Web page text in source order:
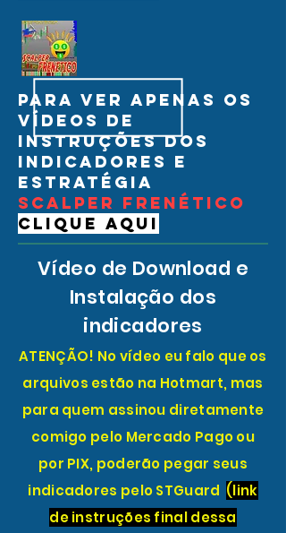
para ver apenas os
vídeos de
instruções dos
indicadores e
estratégia
scalper frenético
clique aqui
Vídeo de Download e
Instalação dos
indicadores
ATENÇÃO! No vídeo eu falo que os
arquivos estão na Hotmart, mas
para quem assinou diretamente
comigo pelo Mercado Pago ou
por PIX, poderão pegar seus
indicadores pelo STGuard (link
de instruções final dessa